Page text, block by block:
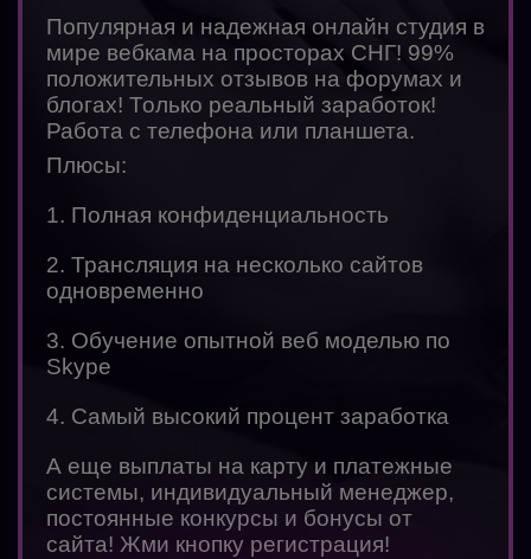
Популярная и надежная онлайн студия в
мире вебкама на просторах СНГ! 99%
положительных отзывов на форумах и
блогах! Только реальный заработок!
Работа с телефона или планшета.
Плюсы:
1. Полная конфиденциальность
2. Трансляция на несколько сайтов
одновременно
3. Обучение опытной веб моделью по
Skype
4. Самый высокий процент заработка
А еще выплаты на карту и платежные
системы, индивидуальный менеджер,
постоянные конкурсы и бонусы от
сайта! Жми кнопку регистрация!